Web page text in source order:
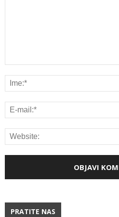
PRATITE NAS